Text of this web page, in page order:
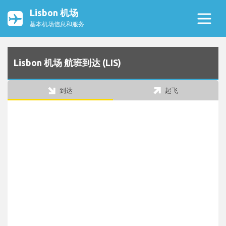
Lisbon 机场
基本机场信息和服务
Lisbon 机场 航班到达 (LIS)
到达 起飞